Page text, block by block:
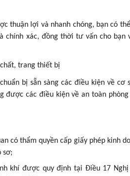
thuận lợi và nhanh chóng, bạn có
chính xác, đồng thời tư vấn cho bạn
trang thiết bị
bị sẵn sàng các điều kiện về
được các điều kiện về an toàn
có thẩm quyền cấp giấy phép kinh
sơ;
khí được quy định tại Điều 17